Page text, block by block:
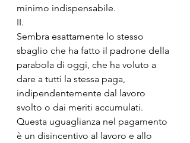
minimo indispensabile.
II.
Sembra esattamente lo stesso
sbaglio che ha fatto il padrone della
parabola di oggi, che ha voluto a
dare a tutti la stessa paga,
indipendentemente dal lavoro
svolto o dai meriti accumulati.
Questa uguaglianza nel pagamento
è un disincentivo al lavoro e allo